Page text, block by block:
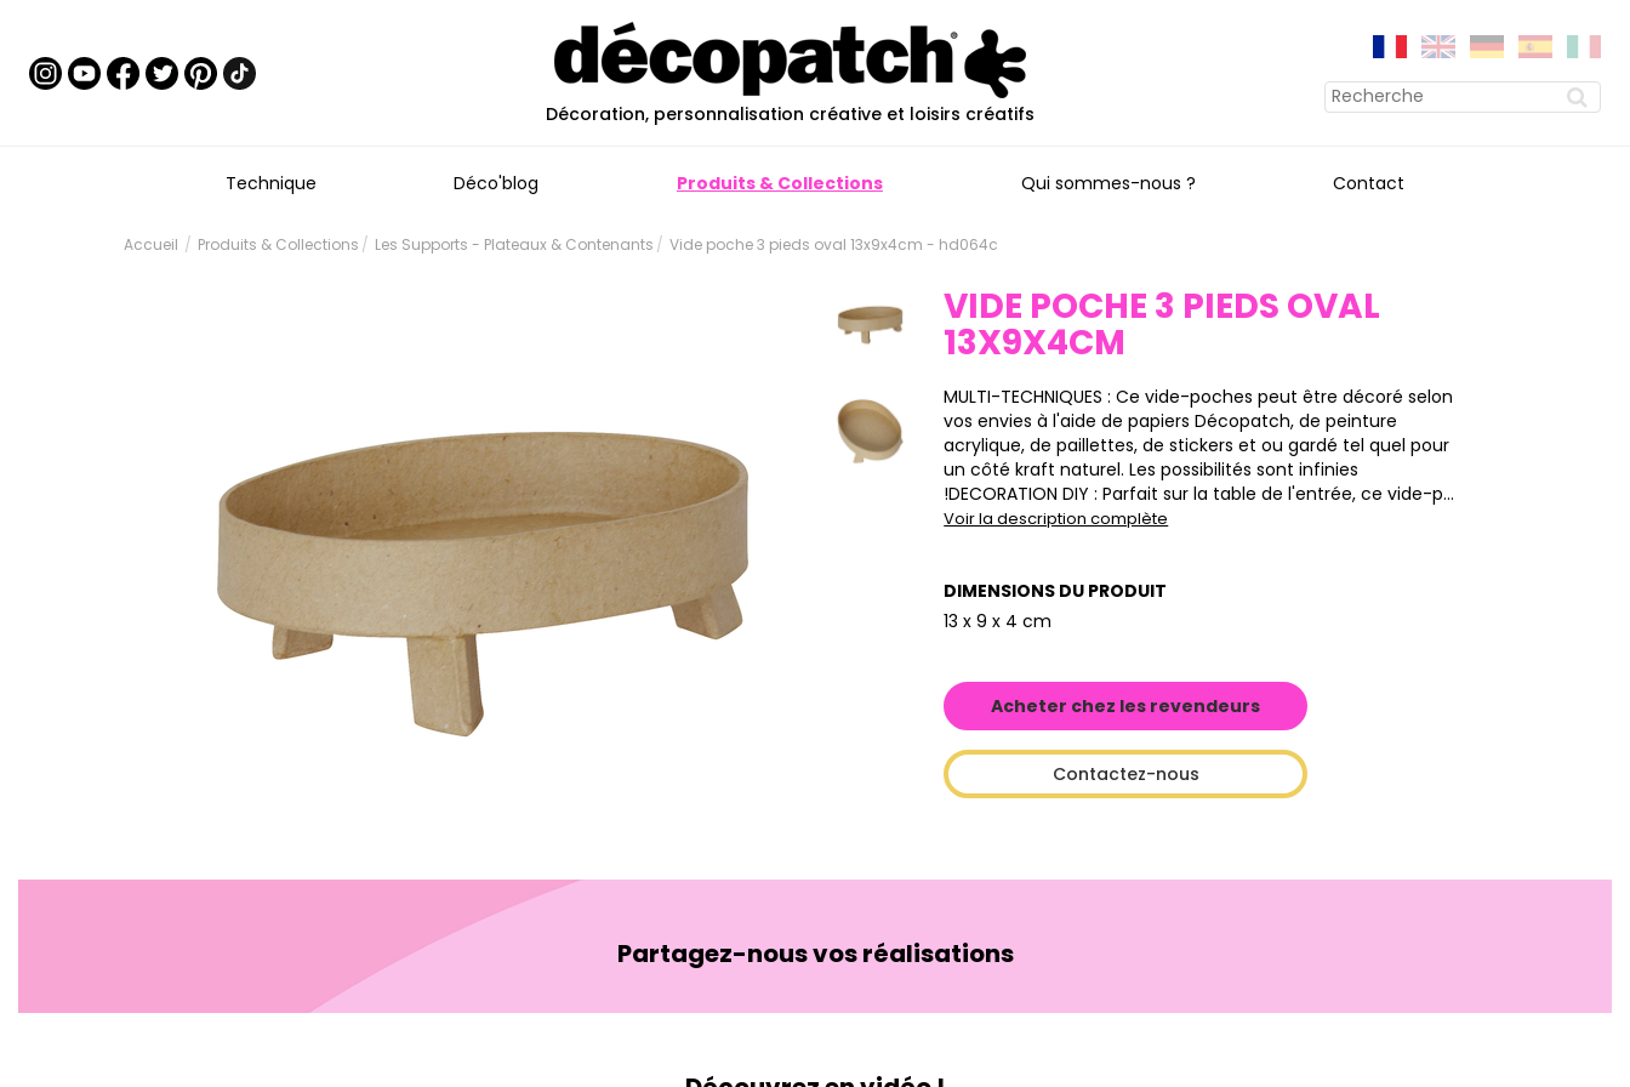
Décoration, personnalisation créative et loisirs créatifs
Technique Déco'blog Produits & Collections Qui sommes-nous ? Contact
Accueil Produits & Collections Les Supports - Plateaux & Contenants Vide poche 3 pieds oval 13x9x4cm - hd064c
VIDE POCHE 3 PIEDS OVAL
13X9X4CM
MULTI-TECHNIQUES : Ce vide-poches peut être décoré selon
vos envies à l'aide de papiers Décopatch, de peinture
acrylique, de paillettes, de stickers et ou gardé tel quel pour
un côté kraft naturel. Les possibilités sont infinies
!DECORATION DIY : Parfait sur la table de l'entrée, ce vide-p...
Voir la description complète
DIMENSIONS DU PRODUIT
13 x 9 x 4 cm
Acheter chez les revendeurs
Contactez-nous
Partagez-nous vos réalisations